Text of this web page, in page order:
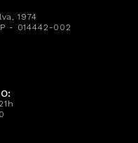
1974
- 014442-002